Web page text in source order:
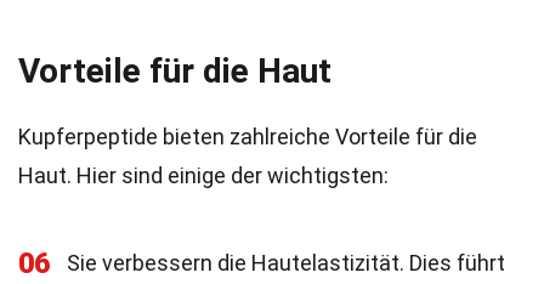
Vorteile für die Haut
Kupferpeptide bieten zahlreiche Vorteile für die
Haut. Hier sind einige der wichtigsten:
06 Sie verbessern die Hautelastizität. Dies führt